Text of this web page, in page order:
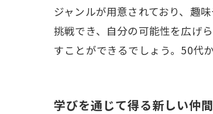
ジャンルが用意されており、趣
挑戦でき、自分の可能性を広げ
すことができるでしょう。50代
学びを通じて得る新しい仲